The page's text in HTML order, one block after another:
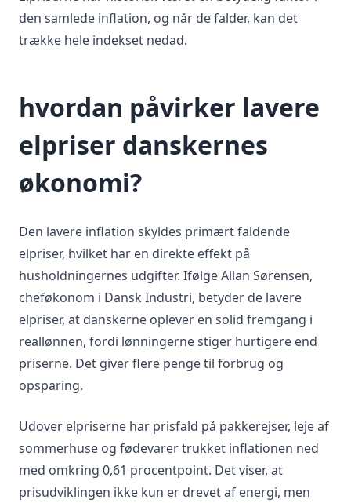
den samlede inflation, og når de falder, kan det
trække hele indekset nedad.
hvordan påvirker lavere
elpriser danskernes
økonomi?
Den lavere inflation skyldes primært faldende
elpriser, hvilket har en direkte effekt på
husholdningernes udgifter. Ifølge Allan Sørensen,
cheføkonom i Dansk Industri, betyder de lavere
elpriser, at danskerne oplever en solid fremgang i
reallønnen, fordi lønningerne stiger hurtigere end
priserne. Det giver flere penge til forbrug og
opsparing.
Udover elpriserne har prisfald på pakkerejser, leje af
sommerhuse og fødevarer trukket inflationen ned
med omkring 0,61 procentpoint. Det viser, at
prisudviklingen ikke kun er drevet af energi, men